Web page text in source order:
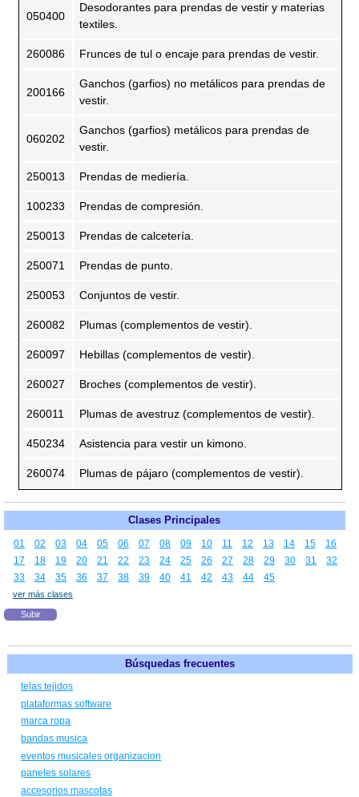
050400
Desodorantes para prendas de vestir y materias
textiles.
260086 Frunces de tul o encaje para prendas de vestir.
200166
Ganchos (garfios) no metálicos para prendas de
vestir.
060202
Ganchos (garfios) metálicos para prendas de
vestir.
250013 Prendas de mediería.
100233 Prendas de compresión.
250013 Prendas de calcetería.
250071 Prendas de punto.
250053 Conjuntos de vestir.
260082 Plumas (complementos de vestir).
260097 Hebillas (complementos de vestir).
260027 Broches (complementos de vestir).
260011 Plumas de avestruz (complementos de vestir).
450234 Asistencia para vestir un kimono.
260074 Plumas de pájaro (complementos de vestir).
Clases Principales
01 02 03 04 05 06 07 08 09 10 11 12 13 14 15
16
17
18 19 20 21 22 23 24 25 26 27 28 29 30 31
32
33
34 35 36 37 38 39 40 41 42 43 44 45
ver más clases
Subir
Búsquedas frecuentes
telas tejidos
plataformas software
marca ropa
bandas musica
eventos musicales organizacion
paneles solares
accesorios mascotas